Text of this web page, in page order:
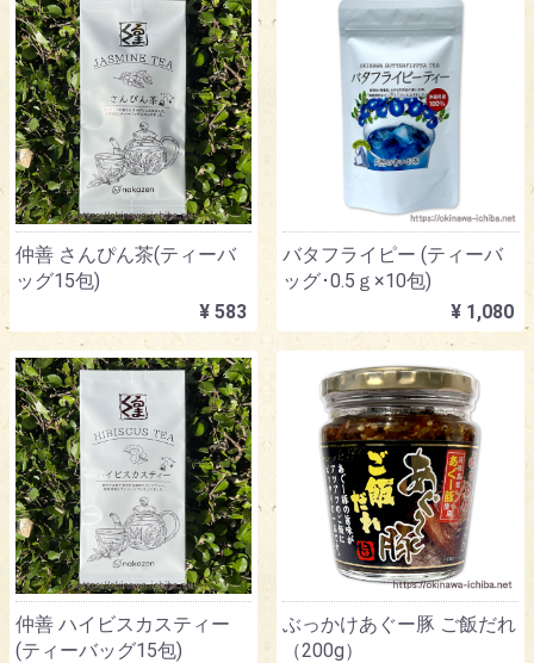
仲善 さんぴん茶(ティーバ
ッグ15包)
¥ 583
バタフライピー (ティーバ
ッグ･0.5ｇ×10包)
¥ 1,080
仲善 ハイビスカスティー
(ティーバッグ15包)
ぶっかけあぐー豚 ご飯だれ
（200g）